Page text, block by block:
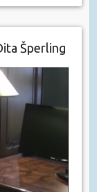
Šperling